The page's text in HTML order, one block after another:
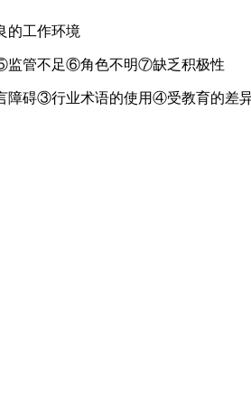
工作环境
管不足⑥角色不明⑦缺乏积极性
碍③行业术语的使用④受教育的